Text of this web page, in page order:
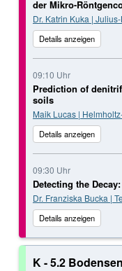
der Mikro-
Dr. Katrin Kuka |
Details anzeigen
09:10 Uhr
Prediction of
soils
Maik Lucas |
Details anzeigen
09:30 Uhr
Detecting the
Dr. Franziska Bucka |
Details anzeigen
K - 5.2